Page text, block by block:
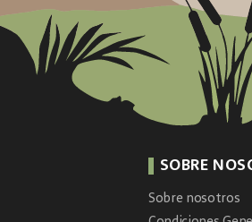
SOBRE
Sobre nosotros